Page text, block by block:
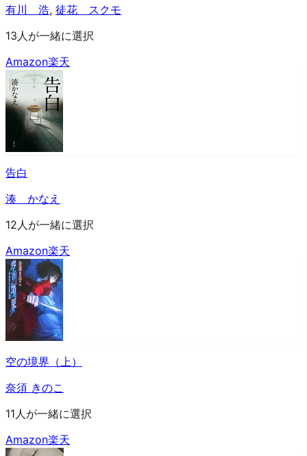
有川 浩, 徒花 スクモ
13人が一緒に選択
Amazon楽天
告白
湊 かなえ
12人が一緒に選択
Amazon楽天
空の境界（上）
奈須 きのこ
11人が一緒に選択
Amazon楽天